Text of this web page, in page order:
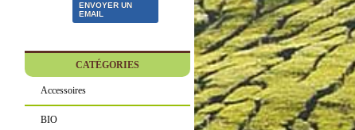
ENVOYER UN
EMAIL
CATÉGORIES
Accessoires
BIO